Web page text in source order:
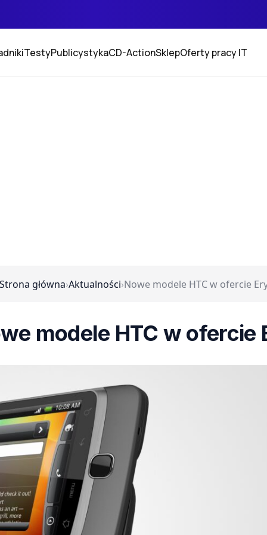
TestyPublicystykaCD-ActionSklepOferty pracy IT
główna›Aktualności›Nowe modele HTC w ofercie
modele HTC w ofercie